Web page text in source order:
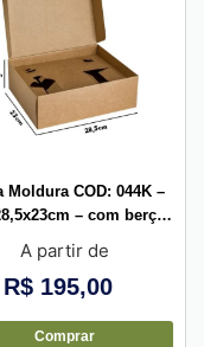
Moldura COD: 044K –
– com berço
A partir de
R$ 195,00
Comprar